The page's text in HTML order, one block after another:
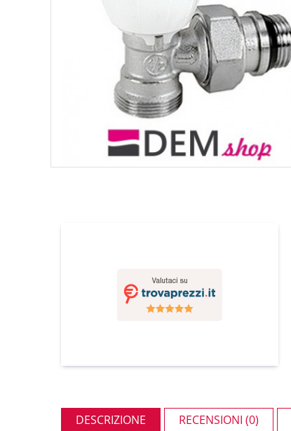
DESCRIZIONE RECENSIONI (0)